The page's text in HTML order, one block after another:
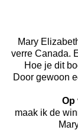
Mary
verre Canada.
Hoe je dit
Door gewoon
Op
maak ik de